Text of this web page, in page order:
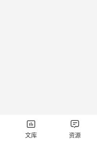

文库

资源